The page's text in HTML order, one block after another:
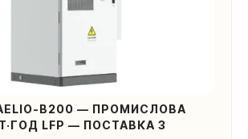
B200 — ПРОМИСЛОВА
LFP — ПОСТАВКА З